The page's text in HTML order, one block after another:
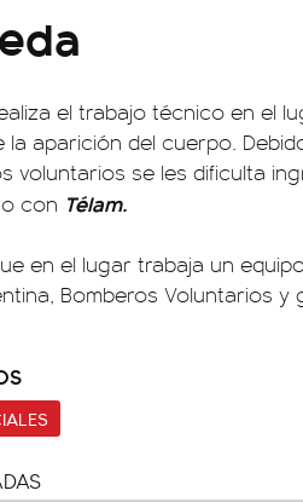
el trabajo técnico en el
aparición del cuerpo.
voluntarios se les dificulta
con Télam.
en el lugar trabaja un
Bomberos Voluntarios y